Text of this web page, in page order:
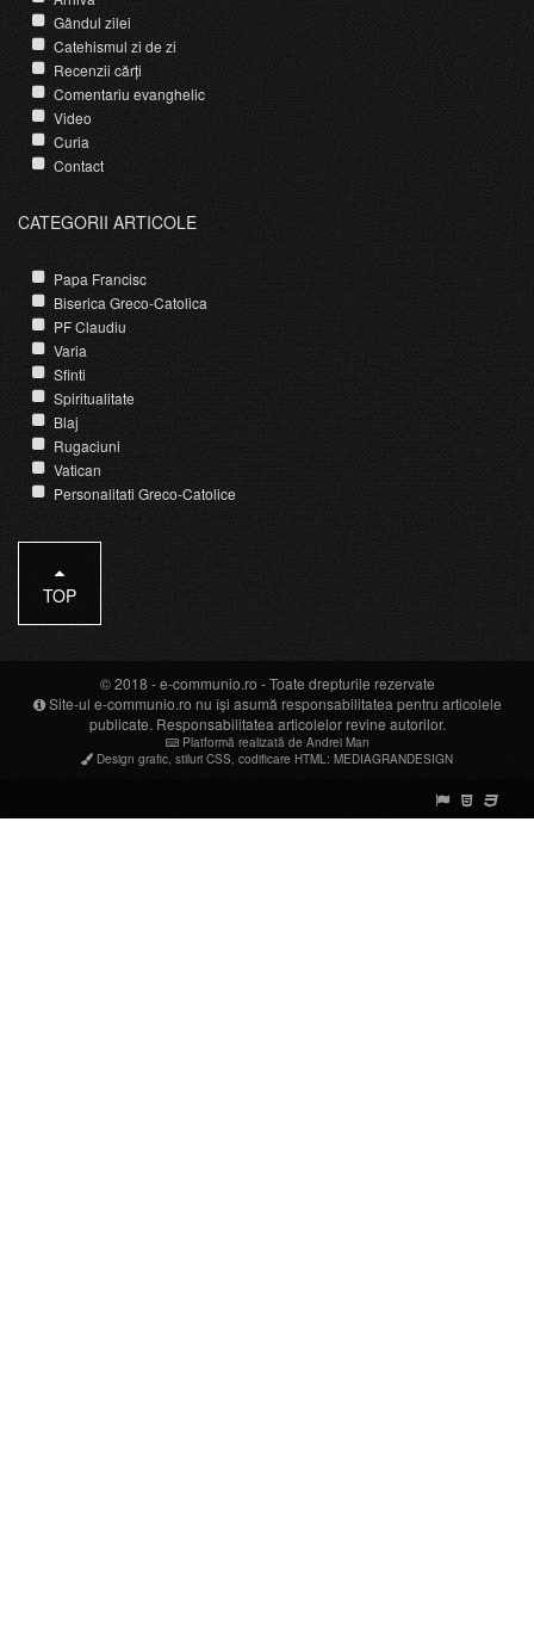
Gândul zilei
Catehismul zi de zi
Recenzii cărți
Comentariu evanghelic
Video
Curia
Contact
CATEGORII ARTICOLE
Papa Francisc
Biserica Greco-Catolica
PF Claudiu
Varia
Sfinti
Spiritualitate
Blaj
Rugaciuni
Vatican
Personalitati Greco-Catolice
TOP
© 2018 -e-communio.ro - Toate drepturile rezervate
Site-ul e-communio.ro nu își asumă responsabilitatea pentru articolele
publicate. Responsabilitatea articolelor revine autorilor.
Platformă realizată de Andrei Man
Design grafic, stiluri CSS, codificare HTML: MEDIAGRANDESIGN